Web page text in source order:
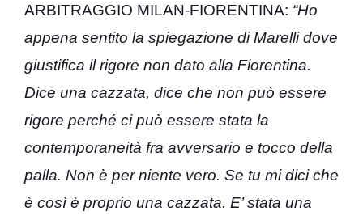
ARBITRAGGIO MILAN-FIORENTINA: “Ho
appena sentito la spiegazione di Marelli dove
giustifica il rigore non dato alla Fiorentina.
Dice una cazzata, dice che non può essere
rigore perché ci può essere stata la
contemporaneità fra avversario e tocco della
palla. Non è per niente vero. Se tu mi dici che
è così è proprio una cazzata. E’ stata una